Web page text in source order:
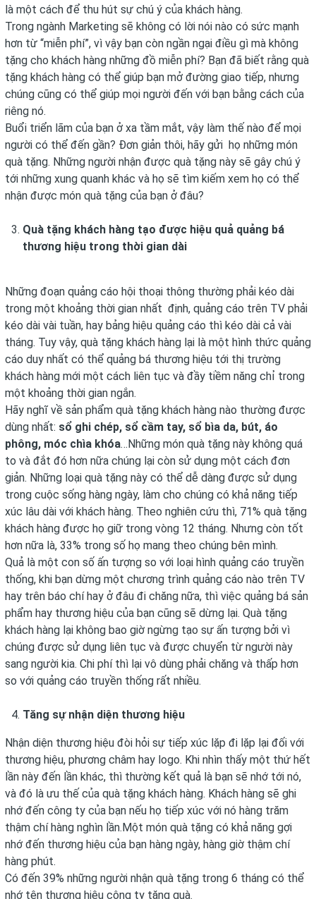
là một cách để thu hút sự chú ý của khách hàng.
Trong ngành Marketing sẽ không có lời nói nào có sức mạnh
hơn từ “miễn phí”, vì vậy bạn còn ngần ngại điều gì mà không
tặng cho khách hàng những đồ miễn phí? Bạn đã biết rằng quà
tặng khách hàng có thể giúp bạn mở đường giao tiếp, nhưng
chúng cũng có thể giúp mọi người đến với bạn bằng cách của
riêng nó.
Buổi triển lãm của bạn ở xa tầm mắt, vậy làm thế nào để mọi
người có thể đến gần? Đơn giản thôi, hãy gửi họ những món
quà tặng. Những người nhận được quà tặng này sẽ gây chú ý
tới những xung quanh khác và họ sẽ tìm kiếm xem họ có thể
nhận được món quà tặng của bạn ở đâu?
Quà tặng khách hàng tạo được hiệu quả quảng bá
thương hiệu trong thời gian dài
Những đoạn quảng cáo hội thoại thông thường phải kéo dài
trong một khoảng thời gian nhất định, quảng cáo trên TV phải
kéo dài vài tuần, hay bảng hiệu quảng cáo thì kéo dài cả vài
tháng. Tuy vậy, quà tặng khách hàng lại là một hình thức quảng
cáo duy nhất có thể quảng bá thương hiệu tới thị trường
khách hàng mới một cách liên tục và đầy tiềm năng chỉ trong
một khoảng thời gian ngắn.
Hãy nghĩ về sản phẩm quà tặng khách hàng nào thường được
dùng nhất: sổ ghi chép, sổ cầm tay, sổ bìa da, bút, áo
phông, móc chìa khóa…Những món quà tặng này không quá
to và đắt đó hơn nữa chúng lại còn sử dụng một cách đơn
giản. Những loại quà tặng này có thể dễ dàng được sử dụng
trong cuộc sống hàng ngày, làm cho chúng có khả năng tiếp
xúc lâu dài với khách hàng. Theo nghiên cứu thì, 71% quà tặng
khách hàng được họ giữ trong vòng 12 tháng. Nhưng còn tốt
hơn nữa là, 33% trong số họ mang theo chúng bên mình.
Quả là một con số ấn tượng so với loại hình quảng cáo truyền
thống, khi bạn dừng một chương trình quảng cáo nào trên TV
hay trên báo chí hay ở đâu đi chăng nữa, thì việc quảng bá sản
phẩm hay thương hiệu của bạn cũng sẽ dừng lại. Quà tặng
khách hàng lại không bao giờ ngừng tạo sự ấn tượng bởi vì
chúng được sử dụng liên tục và được chuyển từ người này
sang người kia. Chi phí thì lại vô dùng phải chăng và thấp hơn
so với quảng cáo truyền thống rất nhiều.
Tăng sự nhận diện thương hiệu
Nhận diện thương hiệu đòi hỏi sự tiếp xúc lặp đi lặp lại đối với
thương hiệu, phương châm hay logo. Khi nhìn thấy một thứ hết
lần này đến lần khác, thì thường kết quả là bạn sẽ nhớ tới nó,
và đó là ưu thế của quà tặng khách hàng. Khách hàng sẽ ghi
nhớ đến công ty của bạn nếu họ tiếp xúc với nó hàng trăm
thậm chí hàng nghìn lần.Một món quà tặng có khả năng gợi
nhớ đến thương hiệu của bạn hàng ngày, hàng giờ thậm chí
hàng phút.
Có đến 39% những người nhận quà tặng trong 6 tháng có thể
nhớ tên thương hiệu công ty tặng quà.